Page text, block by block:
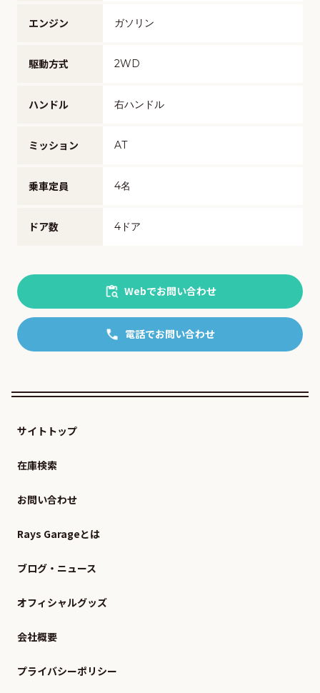
エンジン ガソリン
駆動方式 2WD
ハンドル 右ハンドル
ミッション AT
乗車定員 4名
ドア数 4ドア
Webでお問い合わせ
電話でお問い合わせ
サイトトップ
Rays Garageとは
会社概要
在庫検索
ブログ・ニュース
プライバシーポリシー
お問い合わせ
オフィシャルグッズ